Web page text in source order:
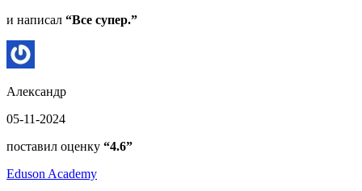
и написал “Все супер.”
Александр
05-11-2024
поставил оценку “4.6”
Eduson Academy